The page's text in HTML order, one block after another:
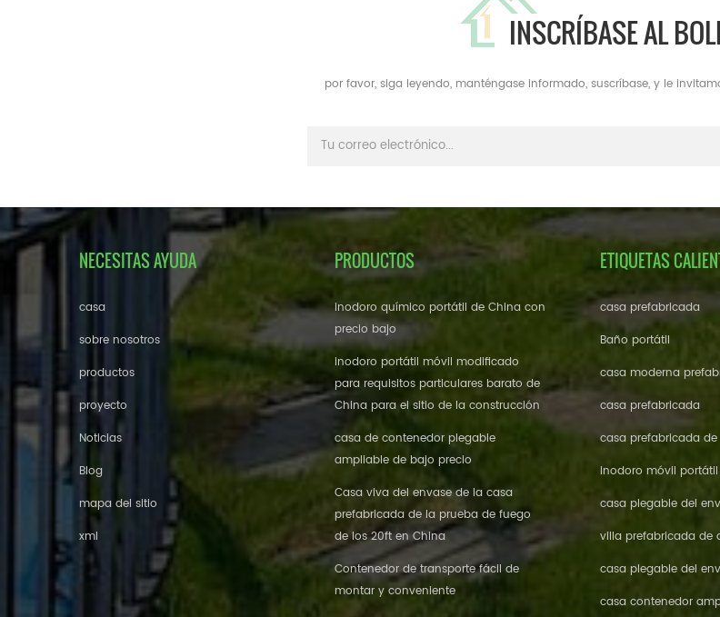
INSCRÍBASE AL
por favor, siga leyendo, manténgase informado, suscríbase, y le
NECESITAS AYUDA
casa
sobre nosotros
productos
proyecto
Noticias
Blog
mapa del sitio
xml
PRODUCTOS
inodoro químico portátil de China con
precio bajo
inodoro portátil móvil modificado
para requisitos particulares barato de
China para el sitio de la construcción
casa de contenedor plegable
ampliable de bajo precio
Casa viva del envase de la casa
prefabricada de la prueba de fuego
de los 20ft en China
Contenedor de transporte fácil de
montar y conveniente
ETIQUETAS
casa prefabricada
Baño portátil
casa moderna
casa prefabricada
casa prefabricada
inodoro móvil portátil
casa plegable del
villa prefabricada de
casa plegable del
casa contenedor